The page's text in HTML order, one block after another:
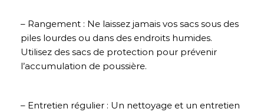
– Rangement : Ne laissez jamais vos sacs sous des
piles lourdes ou dans des endroits humides.
Utilisez des sacs de protection pour prévenir
l’accumulation de poussière.
– Entretien régulier : Un nettoyage et un entretien